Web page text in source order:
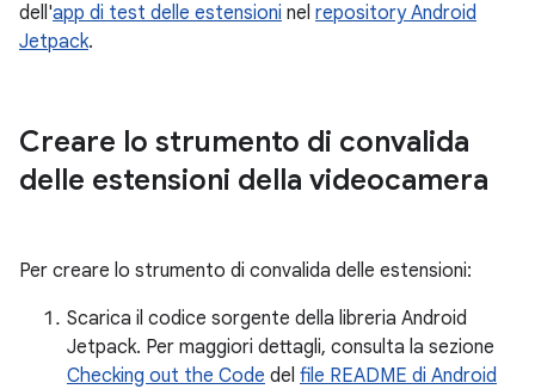
dell'app di test delle estensioni nel repository Android
Jetpack.
Creare lo strumento di convalida
delle estensioni della videocamera
Per creare lo strumento di convalida delle estensioni:
Scarica il codice sorgente della libreria Android
Jetpack. Per maggiori dettagli, consulta la sezione
Checking out the Code del file README di Android